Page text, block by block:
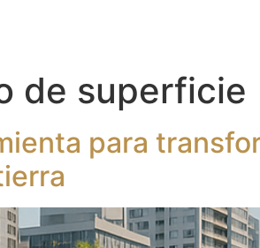
de superficie
para